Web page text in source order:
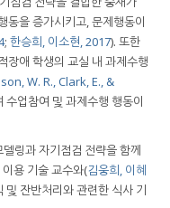
동을 증가시키고, 문제행동이
; 한승희, 이소현, 2017). 또한
장애 학생의 교실 내 과제수행
W. R., Clark, E., &
수업참여 및 과제수행 행동이
링과 자기점검 전략을 함께
용 기술 교수와(김웅희, 이혜
및 잔반처리와 관련한 식사 기